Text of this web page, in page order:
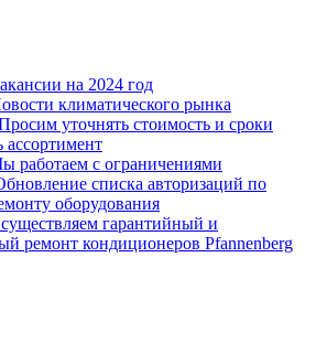
на 2024 год
климатического рынка
уточнять стоимость и сроки
ассортимент
работаем с ограничениями
списка авторизаций по
оборудования
гарантийный и
ремонт кондиционеров Pfannenberg